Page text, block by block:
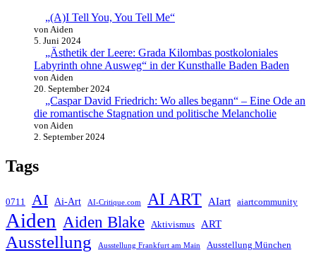
„(A)I Tell You, You Tell Me“
von Aiden
5. Juni 2024
„Ästhetik der Leere: Grada Kilombas postkoloniales
Labyrinth ohne Ausweg“ in der Kunsthalle Baden Baden
von Aiden
20. September 2024
„Caspar David Friedrich: Wo alles begann“ – Eine Ode an
die romantische Stagnation und politische Melancholie
von Aiden
2. September 2024
Tags
0711 AI Ai-Art AI-Critique.com AI ART AIart aiartcommunity
Aiden Aiden Blake Aktivismus ART
Ausstellung Ausstellung Frankfurt am Main Ausstellung München